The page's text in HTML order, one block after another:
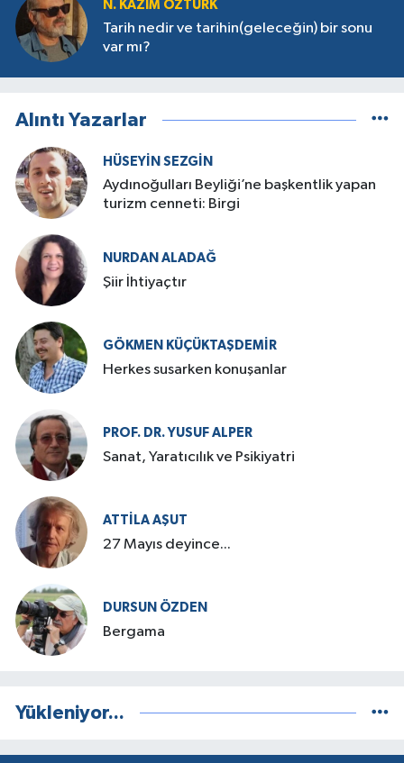
N. KAZIM ÖZTÜRK
Tarih nedir ve tarihin(geleceğin) bir sonu
var mı?
Alıntı Yazarlar
HÜSEYIN SEZGIN
Aydınoğulları Beyliği’ne başkentlik yapan
turizm cenneti: Birgi
NURDAN ALADAĞ
Şiir İhtiyaçtır
GÖKMEN KÜÇÜKTAŞDEMIR
Herkes susarken konuşanlar
PROF. DR. YUSUF ALPER
Sanat, Yaratıcılık ve Psikiyatri
ATTILA AŞUT
27 Mayıs deyince...
DURSUN ÖZDEN
Bergama
Yükleniyor...